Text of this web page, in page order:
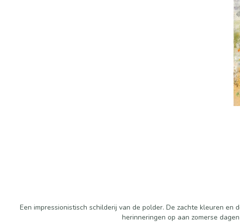
Een impressionistisch schilderij van de polder. De zachte kleuren
herinneringen op aan zomerse